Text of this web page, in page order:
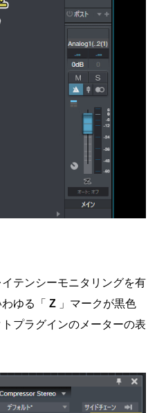
テンシーモニタリングを有
ゆる「 Z 」マークが黒色
プラグインのメーターの表